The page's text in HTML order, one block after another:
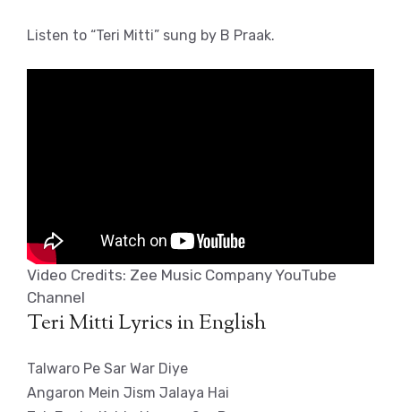
Listen to “Teri Mitti” sung by B Praak.
Video Credits: Zee Music Company YouTube
Channel
Teri Mitti Lyrics in English
Talwaro Pe Sar War Diye
Angaron Mein Jism Jalaya Hai